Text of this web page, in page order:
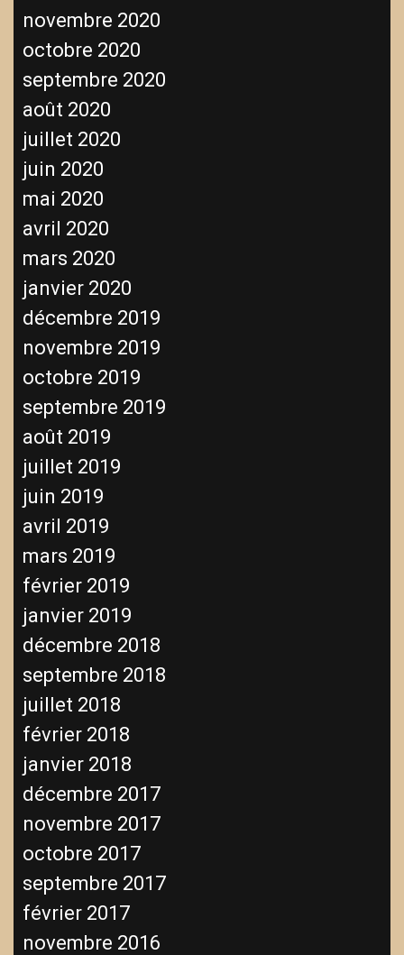
novembre 2020
octobre 2020
septembre 2020
août 2020
juillet 2020
juin 2020
mai 2020
avril 2020
mars 2020
janvier 2020
décembre 2019
novembre 2019
octobre 2019
septembre 2019
août 2019
juillet 2019
juin 2019
avril 2019
mars 2019
février 2019
janvier 2019
décembre 2018
septembre 2018
juillet 2018
février 2018
janvier 2018
décembre 2017
novembre 2017
octobre 2017
septembre 2017
février 2017
novembre 2016